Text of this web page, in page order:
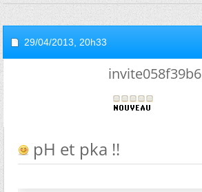
29/04/2013, 20h33
invite058f39b6
pH et pka !!